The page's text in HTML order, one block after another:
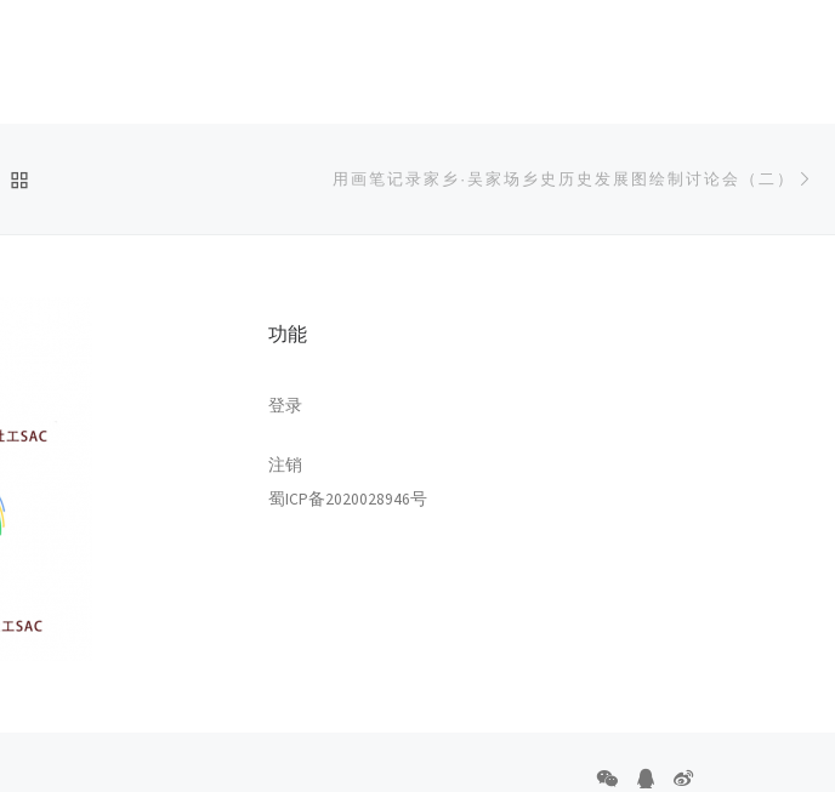
用画笔记录家乡·吴家场乡史历史发展图绘制讨论会（二）
功能
登录
注销
蜀ICP备2020028946号